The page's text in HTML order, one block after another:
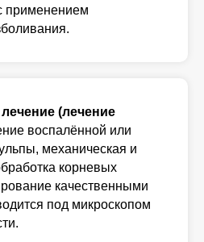
применением
(лечение
воспалённой или
механическая и
корневых
качественными
под микроскопом